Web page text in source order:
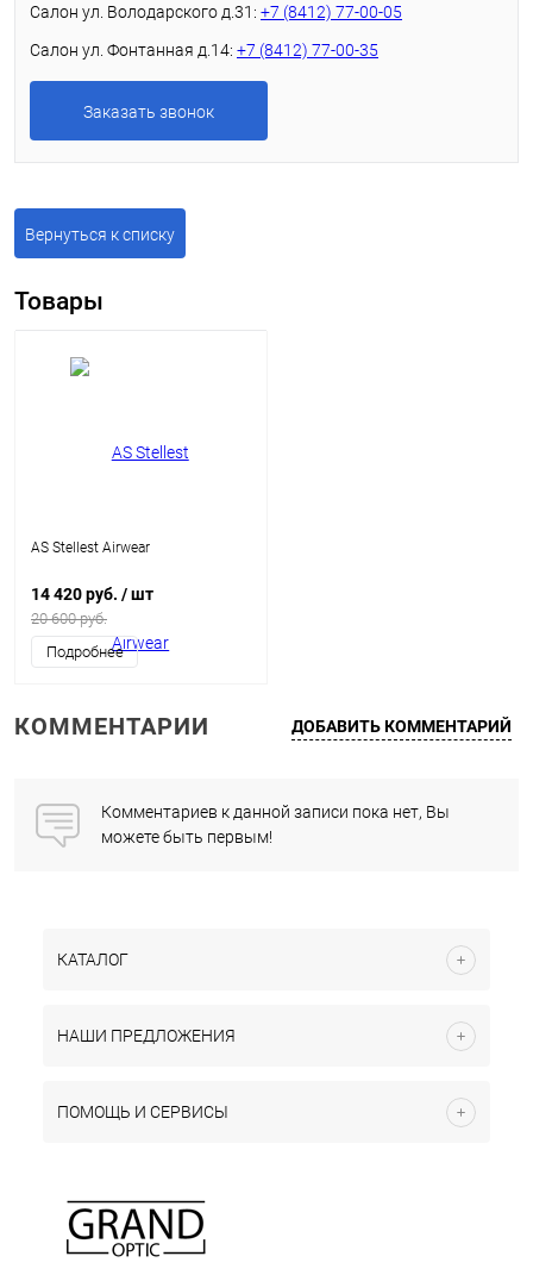
Салон ул. Володарского д.31: +7 (8412) 77-00-05
Салон ул. Фонтанная д.14: +7 (8412) 77-00-35
Заказать звонок
Вернуться к списку
Товары
AS Stellest Airwear
14 420 руб. / шт
20 600 руб.
Подробнее
КОММЕНТАРИИ ДОБАВИТЬ КОММЕНТАРИЙ
Комментариев к данной записи пока нет, Вы
можете быть первым!
КАТАЛОГ
НАШИ ПРЕДЛОЖЕНИЯ
ПОМОЩЬ И СЕРВИСЫ